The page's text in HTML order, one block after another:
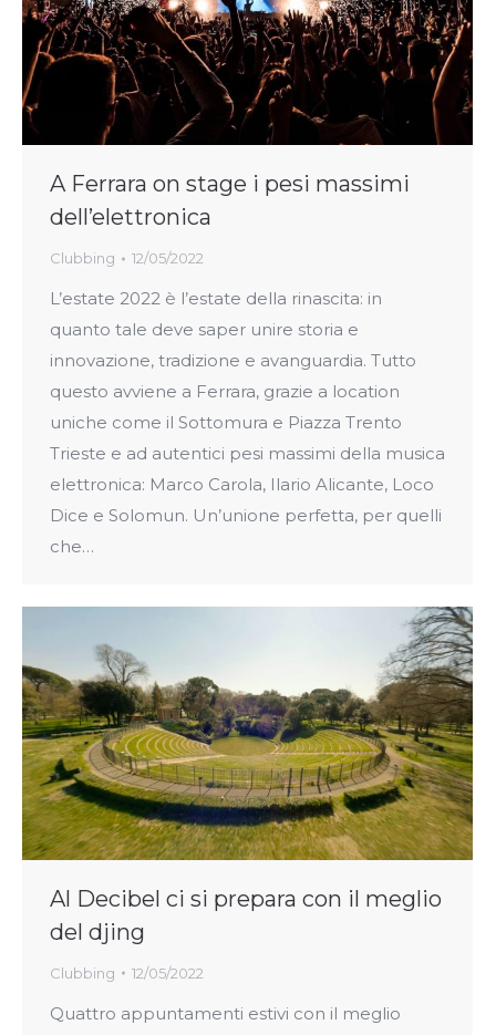
A Ferrara on stage i pesi massimi
dell’elettronica
Clubbing 12/05/2022
L’estate 2022 è l’estate della rinascita: in
quanto tale deve saper unire storia e
innovazione, tradizione e avanguardia. Tutto
questo avviene a Ferrara, grazie a location
uniche come il Sottomura e Piazza Trento
Trieste e ad autentici pesi massimi della musica
elettronica: Marco Carola, Ilario Alicante, Loco
Dice e Solomun. Un’unione perfetta, per quelli
che…
Al Decibel ci si prepara con il meglio
del djing
Clubbing 12/05/2022
Quattro appuntamenti estivi con il meglio